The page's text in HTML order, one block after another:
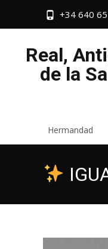
+34 640
Real,
de la
Hermandad